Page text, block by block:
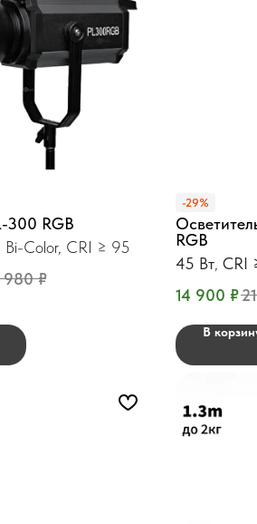
300 RGB
Bi-Color, CRI ≥ 95
980 ₽
-29%
RGB
45 Вт CRI
14 900 ₽
В